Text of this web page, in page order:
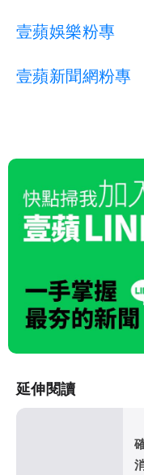
壹蘋娛樂粉專
壹蘋新聞網粉專
延伸閱讀